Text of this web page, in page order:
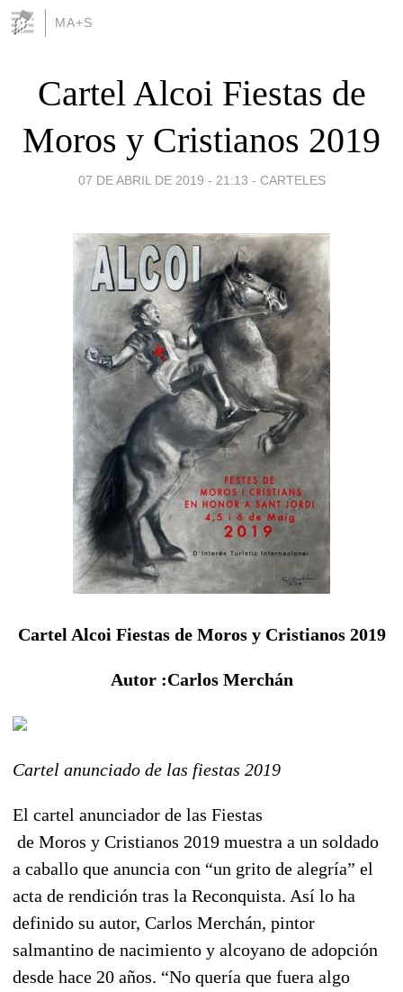
MA+S
Cartel Alcoi Fiestas de
Moros y Cristianos 2019
07 DE ABRIL DE 2019 - 21:13 - CARTELES
Cartel Alcoi Fiestas de Moros y Cristianos 2019
Autor :Carlos Merchán
Cartel anunciado de las fiestas 2019
El cartel anunciador de las Fiestas
de Moros y Cristianos 2019 muestra a un soldado
a caballo que anuncia con “un grito de alegría” el
acta de rendición tras la Reconquista. Así lo ha
definido su autor, Carlos Merchán, pintor
salmantino de nacimiento y alcoyano de adopción
desde hace 20 años. “No quería que fuera algo